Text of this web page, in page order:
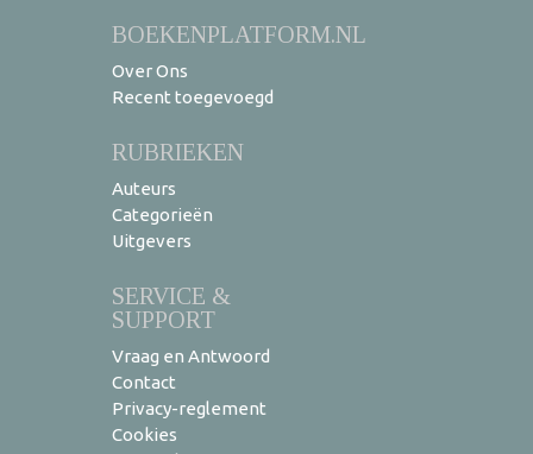
BOEKENPLATFORM.NL
Over Ons
Recent toegevoegd
RUBRIEKEN
Auteurs
Categorieën
Uitgevers
SERVICE &
SUPPORT
Vraag en Antwoord
Contact
Privacy-reglement
Cookies